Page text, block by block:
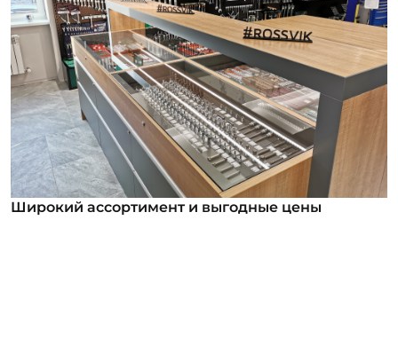
Широкий ассортимент и выгодные цены